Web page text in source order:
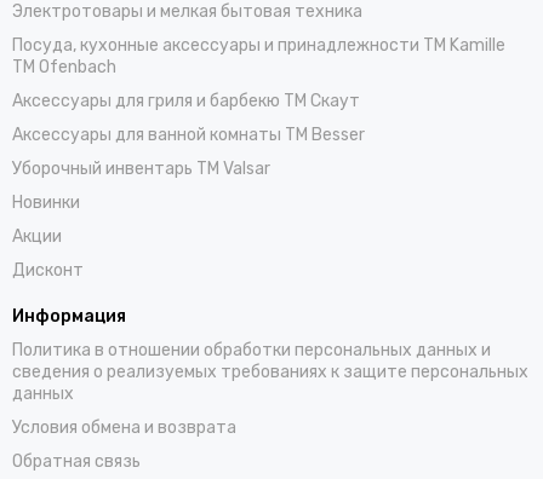
Электротовары и мелкая бытовая техника
Посуда, кухонные аксессуары и принадлежности TM Kamille
TM Ofenbach
Аксессуары для гриля и барбекю TM Скаут
Аксессуары для ванной комнаты TM Besser
Уборочный инвентарь TM Valsar
Новинки
Акции
Дисконт
Информация
Политика в отношении обработки персональных данных и
сведения о реализуемых требованиях к защите персональных
данных
Условия обмена и возврата
Обратная связь